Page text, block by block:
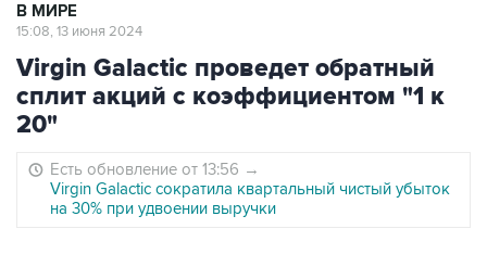
В МИРЕ
15:08, 13 июня 2024
Virgin Galactic проведет обратный
сплит акций с коэффициентом "1 к
20"
Есть обновление от 13:56 →
Virgin Galactic сократила квартальный чистый убыток
на 30% при удвоении выручки